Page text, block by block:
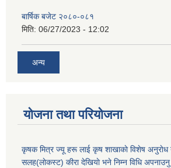
बार्षिक बजेट २०८०-०८१
मिति: 06/27/2023 - 12:02
अन्य
योजना तथा परियोजना
कृषक मित्र ज्यू हरू लाई कृष शाखाकाे विशेष
सलह(लाेकस्ट) कीरा देखियाे भने निम्न विधि अपनाउनु